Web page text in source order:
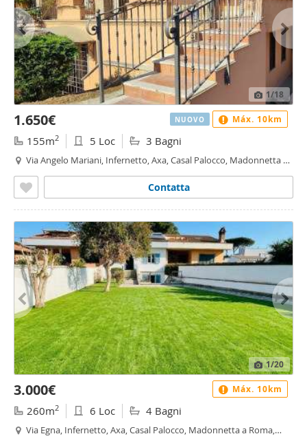
1/18
1.650€
155m2 5 Loc 3 Bagni
Via Angelo Mariani, Infernetto, Axa, Casal Palocco, Madonnetta a
Contatta
NUOVO Máx. 10km
1/20
3.000€
260m2 6 Loc 4 Bagni
Via Egna, Infernetto, Axa, Casal Palocco, Madonnetta a Roma,
Máx. 10km